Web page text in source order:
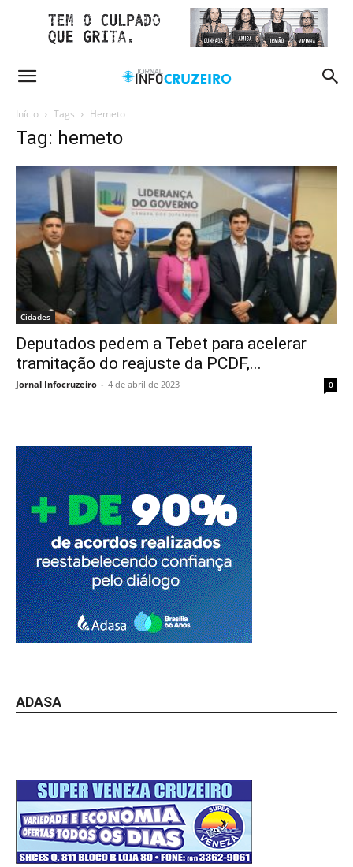
Início Tags Hemeto
Tag: hemeto
Cidades
Deputados pedem a Tebet para acelerar
tramitação do reajuste da PCDF,...
Jornal Infocruzeiro - 4 de abril de 2023 0
ADASA